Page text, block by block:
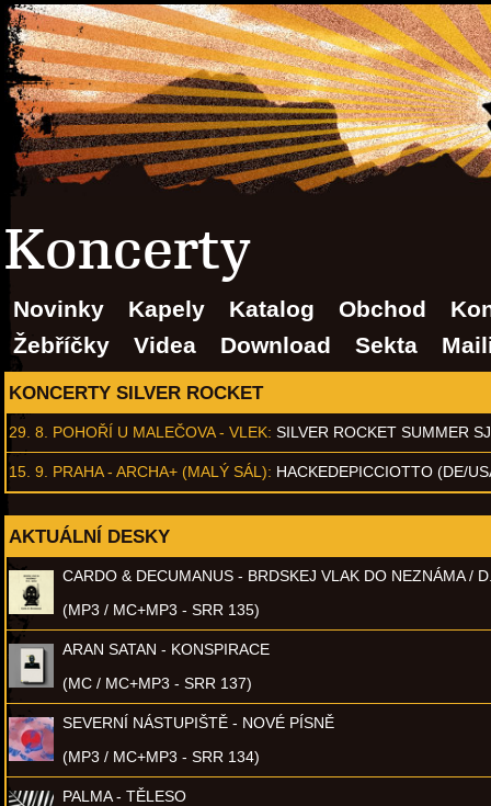
Koncerty
Novinky Kapely Katalog Obchod
Žebříčky
Videa Download Sekta
KONCERTY SILVER ROCKET
29. 8. POHOŘÍ U MALEČOVA - VLEK: SILVER ROCKET SUMMER
15. 9. PRAHA - ARCHA+ (MALÝ SÁL): HACKEDEPICCIOTTO (DE/
AKTUÁLNÍ DESKY
CARDO & DECUMANUS - BRDSKEJ VLAK DO NEZNÁMA /
(MP3 / MC+MP3 - SRR 135)
ARAN SATAN - KONSPIRACE
(MC / MC+MP3 - SRR 137)
SEVERNÍ NÁSTUPIŠTĚ - NOVÉ PÍSNĚ
(MP3 / MC+MP3 - SRR 134)
PALMA - TĚLESO